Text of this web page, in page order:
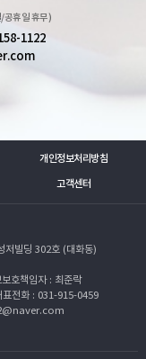
공휴일 휴무)
1122
개인정보처리방침
고객센터
저빌딩 302호 (대화동)
보호책임자 : 최준락
표전화 : 031-915-0459